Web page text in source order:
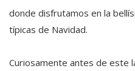
donde disfrutamos en la
típicas de Navidad.
Curiosamente antes de este